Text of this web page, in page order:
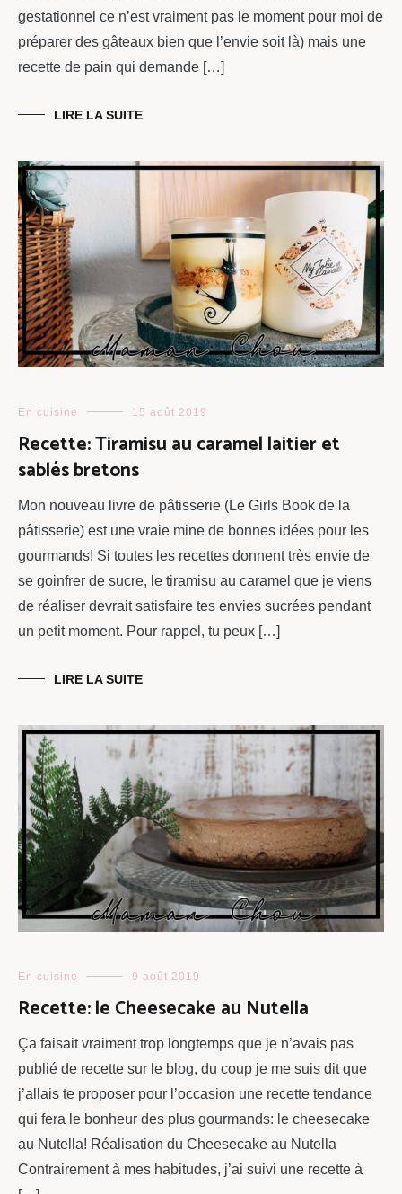
gestationnel ce n’est vraiment pas le moment pour moi de
préparer des gâteaux bien que l’envie soit là) mais une
recette de pain qui demande […]
LIRE LA SUITE
En cuisine 15 août 2019
Recette: Tiramisu au caramel laitier et
sablés bretons
Mon nouveau livre de pâtisserie (Le Girls Book de la
pâtisserie) est une vraie mine de bonnes idées pour les
gourmands! Si toutes les recettes donnent très envie de
se goinfrer de sucre, le tiramisu au caramel que je viens
de réaliser devrait satisfaire tes envies sucrées pendant
un petit moment. Pour rappel, tu peux […]
LIRE LA SUITE
En cuisine 9 août 2019
Recette: le Cheesecake au Nutella
Ça faisait vraiment trop longtemps que je n’avais pas
publié de recette sur le blog, du coup je me suis dit que
j’allais te proposer pour l’occasion une recette tendance
qui fera le bonheur des plus gourmands: le cheesecake
au Nutella! Réalisation du Cheesecake au Nutella
Contrairement à mes habitudes, j’ai suivi une recette à